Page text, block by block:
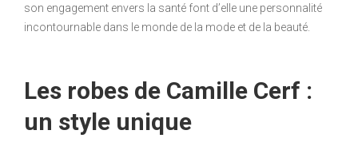
son engagement envers la santé font d’elle une personnalité
incontournable dans le monde de la mode et de la beauté.
Les robes de Camille Cerf :
un style unique